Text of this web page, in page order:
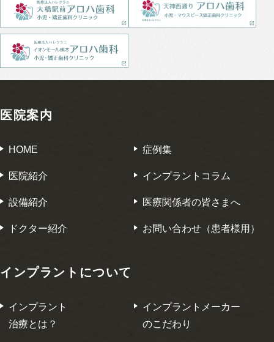
医院案内
HOME
医院紹介
設備紹介
ドクター紹介
症例集
インプラントコラム
医療関係者の皆さまへ
お問い合わせ（患者様用）
インプラントについて
インプラント
治療とは？
インプラントメーカー
のこだわり